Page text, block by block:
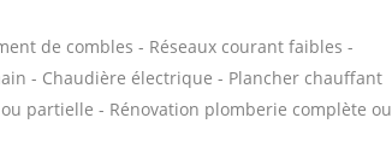
de combles - Réseaux courant faibles -
- Chaudière électrique - Plancher chauffant
partielle - Rénovation plomberie complète ou